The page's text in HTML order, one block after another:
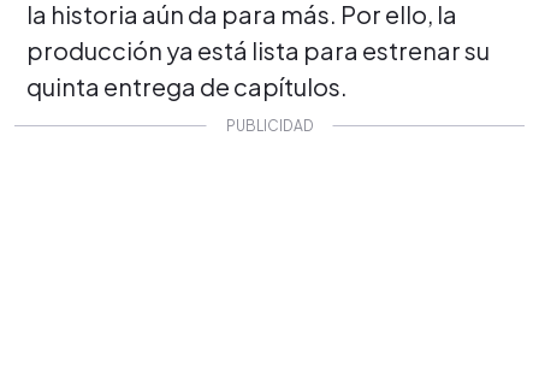
la historia aún da para más. Por ello, la
producción ya está lista para estrenar su
quinta entrega de capítulos.